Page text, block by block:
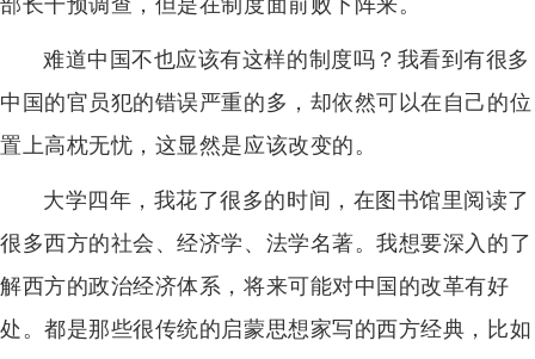
部长干预调查，但是在制度面前败下阵来。
难道中国不也应该有这样的制度吗？我看到有很多
中国的官员犯的错误严重的多，却依然可以在自己的位
置上高枕无忧，这显然是应该改变的。
大学四年，我花了很多的时间，在图书馆里阅读了
很多西方的社会、经济学、法学名著。我想要深入的了
解西方的政治经济体系，将来可能对中国的改革有好
处。都是那些很传统的启蒙思想家写的西方经典，比如